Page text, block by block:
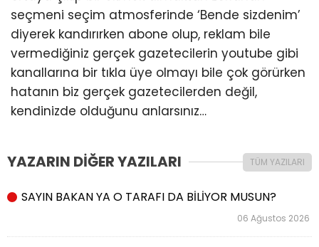
seçmeni seçim atmosferinde ‘Bende sizdenim’
diyerek kandırırken abone olup, reklam bile
vermediğiniz gerçek gazetecilerin youtube gibi
kanallarına bir tıkla üye olmayı bile çok görürken
hatanın biz gerçek gazetecilerden değil,
kendinizde olduğunu anlarsınız…
YAZARIN DİĞER YAZILARI TÜM YAZILARI
SAYIN BAKAN YA O TARAFI DA BİLİYOR MUSUN?
06 Ağustos 2026